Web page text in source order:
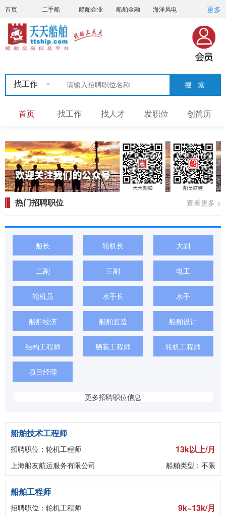
首页 二手船 船舶企业 船舶金融 海洋风电
船员招聘 船员联盟
更多
找工作
首页 找工作 找人才 发职位 创简历
热门招聘职位 查看更多 >
船长 轮机长 大副
二副 三副 电工
轮机员 水手长 水手
船舶经济 船舶监造 船舶设计
结构工程师 舾装工程师 轮机工程师
项目经理
更多招聘职位信息
船舶技术工程师
招聘职位：轮机工程师 13k以上/月
上海船友航运服务有限公司 船舶类型：不限
船舶工程师
招聘职位：轮机工程师 9k~13k/月